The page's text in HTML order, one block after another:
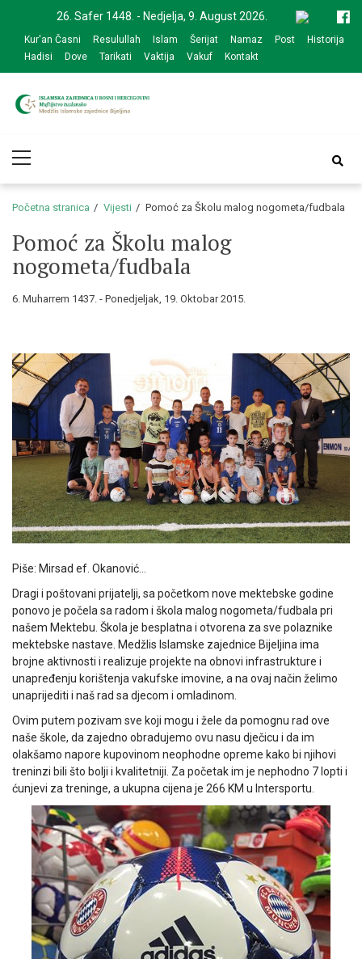
navigation
content
26. Safer 1448. - Nedjelja, 9. August 2026.
Kur'an Časni Resulullah Islam Šerijat Namaz Post
Historija
Hadisi
Dove Tarikati Vaktija Vakuf Kontakt
zajednice Bijeljina
Menu
Početna stranica Vijesti Pomoć za Školu malog nogometa/fudbala
Pomoć za Školu malog
nogometa/fudbala
6. Muharrem 1437. - Ponedjeljak, 19. Oktobar 2015.
Piše: Mirsad ef. Okanović…
Dragi i poštovani prijatelji, sa početkom nove mektebske godine
ponovo je počela sa radom i škola malog nogometa/fudbala pri
našem Mektebu. Škola je besplatna i otvorena za sve polaznike
mektebske nastave. Medžlis Islamske zajednice Bijeljina ima
brojne aktivnosti i realizuje projekte na obnovi infrastrukture i
unapređenju korištenja vakufske imovine, a na ovaj način želimo
unaprijediti i naš rad sa djecom i omladinom.
Ovim putem pozivam sve koji mogu i žele da pomognu rad ove
naše škole, da zajedno obradujemo ovu nasu dječicu i da im
olakšamo napore kupovinom neophodne opreme kako bi njihovi
treninzi bili što bolji i kvalitetniji. Za početak im je nephodno 7 lopti i
ćunjevi za treninge, a ukupna cijena je 266 KM u Intersportu.